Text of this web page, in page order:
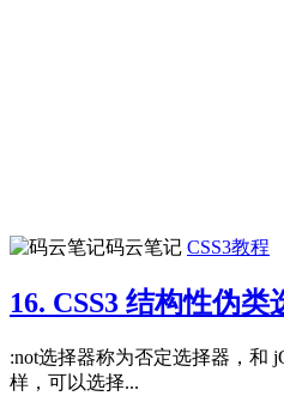
码云笔记 CSS3教程
16. CSS3 结构性伪
:not选择器称为否定选择器，和
样，可以选择...